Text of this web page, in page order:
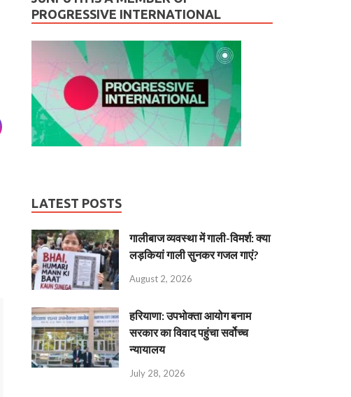
PROGRESSIVE INTERNATIONAL
LATEST POSTS
गालीबाज व्‍यवस्‍था में गाली-विमर्श: क्या
लड़कियां गाली सुनकर गजल गाएं?
August 2, 2026
हरियाणा: उपभोक्ता आयोग बनाम
सरकार का विवाद पहुंचा सर्वोच्च
न्यायालय
July 28, 2026